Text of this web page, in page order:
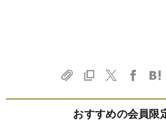
おすすめの会員限